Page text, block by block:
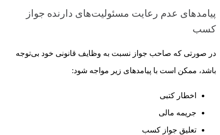
پیامدهای عدم رعایت مسئولیت‌های دارنده جواز
کسب
در صورتی که صاحب جواز نسبت به وظایف قانونی خود بی‌توجه
باشد، ممکن است با پیامدهای زیر مواجه شود:
اخطار کتبی
جریمه مالی
تعلیق جواز کسب